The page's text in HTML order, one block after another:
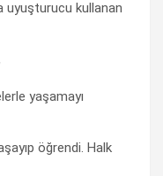
uyuşturucu kullanan
yaşamayı
öğrendi. Halk